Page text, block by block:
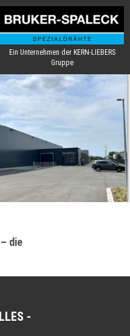
Ein Unternehmen der KERN-LIEBERS
Gruppe
die